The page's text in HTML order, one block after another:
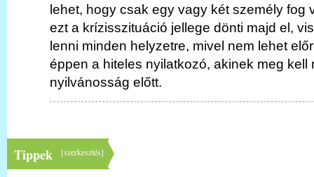
lehet, hogy csak egy vagy két személy fog
ezt a krízisszituáció jellege dönti majd el,
lenni minden helyzetre, mivel nem lehet
éppen a hiteles nyilatkozó, akinek meg kell
nyilvánosság előtt.
[szerkesztés]
Tippek